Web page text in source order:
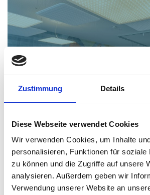
Zustimmung Details
Diese Webseite verwendet Cookies
Wir verwenden Cookies, um Inhalte
personalisieren, Funktionen für soziale
zu können und die Zugriffe auf unsere
analysieren. Außerdem geben wir
Verwendung unserer Website an
Welche Funktion hat
One Gerät einer